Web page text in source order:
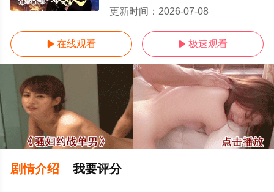
更新时间： 2026-07-08
 在线观看  极速观看
剧情介绍 我要评分